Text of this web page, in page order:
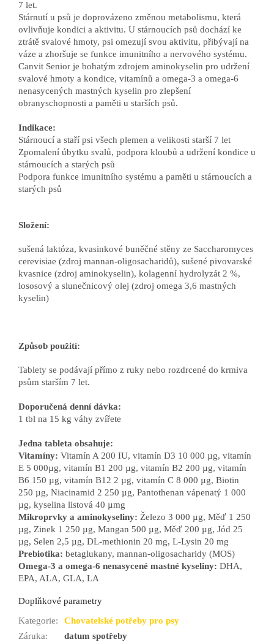
7 let.
Stárnutí u psů je doprovázeno změnou metabolismu, která
ovlivňuje kondici a aktivitu. U stárnoucích psů dochází ke
ztrátě svalové hmoty, psi omezují svou aktivitu, přibývají na
váze a zhoršuje se funkce imunitního a nervového systému.
Canvit Senior je bohatým zdrojem aminokyselin pro udržení
svalové hmoty a kondice, vitamínů a omega-3 a omega-6
nenasycených mastných kyselin pro zlepšení
obranyschopnosti a paměti u starších psů.
Indikace:
Stárnoucí a staří psi všech plemen a velikosti starší 7 let
Zpomalení úbytku svalů, podpora kloubů a udržení kondice u
stárnoucích a starých psů
Podpora funkce imunitního systému a paměti u stárnoucích a
starých psů
Složení:
sušená laktóza, kvasinkové buněčné stěny ze Saccharomyces
cerevisiae (zdroj mannan-oligosacharidů), sušené pivovarské
kvasnice (zdroj aminokyselin), kolagenní hydrolyzát 2 %,
lososový a slunečnicový olej (zdroj omega 3,6 mastných
kyselin)
Způsob použití:
Tablety se podávají přímo z ruky nebo rozdrcené do krmiva
psům starším 7 let.
Doporučená denní dávka:
1 tbl na 15 kg váhy zvířete
Jedna tableta obsahuje:
Vitamíny: Vitamín A 200 IU, vitamín D3 10 000 µg, vitamín
E 5 000µg, vitamín B1 200 µg, vitamín B2 200 µg, vitamín
B6 150 µg, vitamín B12 2 µg, vitamín C 8 000 µg, Biotin
250 µg, Niacinamid 2 250 µg, Pantothenan vápenatý 1 000
µg, kyselina listová 40 µmg
Mikroprvky a aminokyseliny: Železo 3 000 µg, Měď 1 250
µg, Zinek 1 250 µg, Mangan 500 µg, Měď 200 µg, Jód 25
µg, Selen 2,5 µg, DL-methionin 20 mg, L-Lysin 20 mg
Prebiotika: betaglukany, mannan-oligosacharidy (MOS)
Omega-3 a omega-6 nenasycené mastné kyseliny: DHA,
EPA, ALA, GLA, LA
Doplňkové parametry
Kategorie:
Chovatelské potřeby pro psy
Záruka:
datum spotřeby